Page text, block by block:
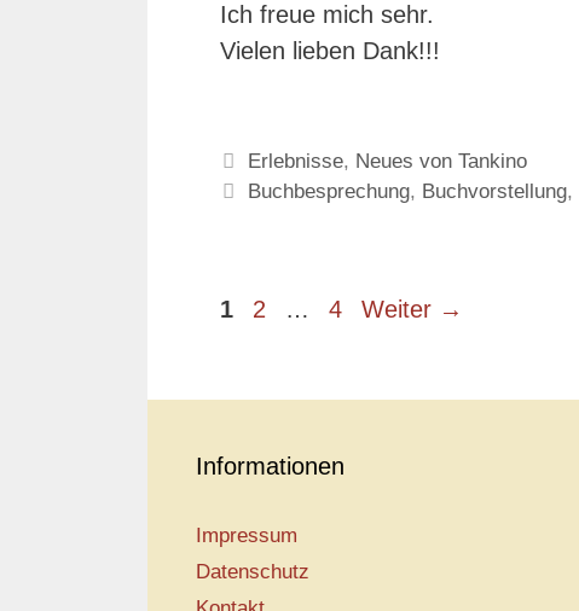
Ich freue mich sehr.
Vielen lieben Dank!!!
Kategorien
Erlebnisse, Neues von Tankino
Schlagwörter
Buchbesprechung, Buchvorstellung,
Seite
1 Seite
2 … Seite
4 Weiter →
Informationen
Impressum
Datenschutz